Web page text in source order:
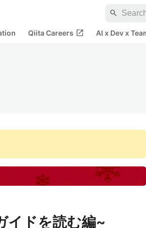
search
Qiita Careers open_in_new AI x Dev x
イドを読む編~